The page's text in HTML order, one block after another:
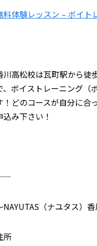
料体験レッスン – ボイト
川高松校は瓦町駅から徒
、ボイストレーニング（
！どのコースが自分に合
込み下さい！
NAYUTAS（ナユタス）
所